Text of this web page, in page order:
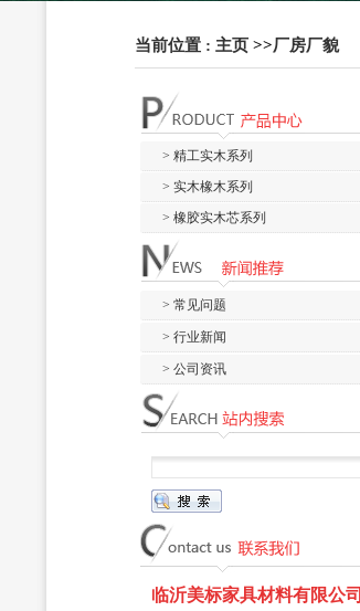
当前位置 : 主页 >>厂房厂貌
> 精工实木系列
> 实木橡木系列
> 橡胶实木芯系列
> 常见问题
> 行业新闻
> 公司资讯
临沂美标家具材料有限公司